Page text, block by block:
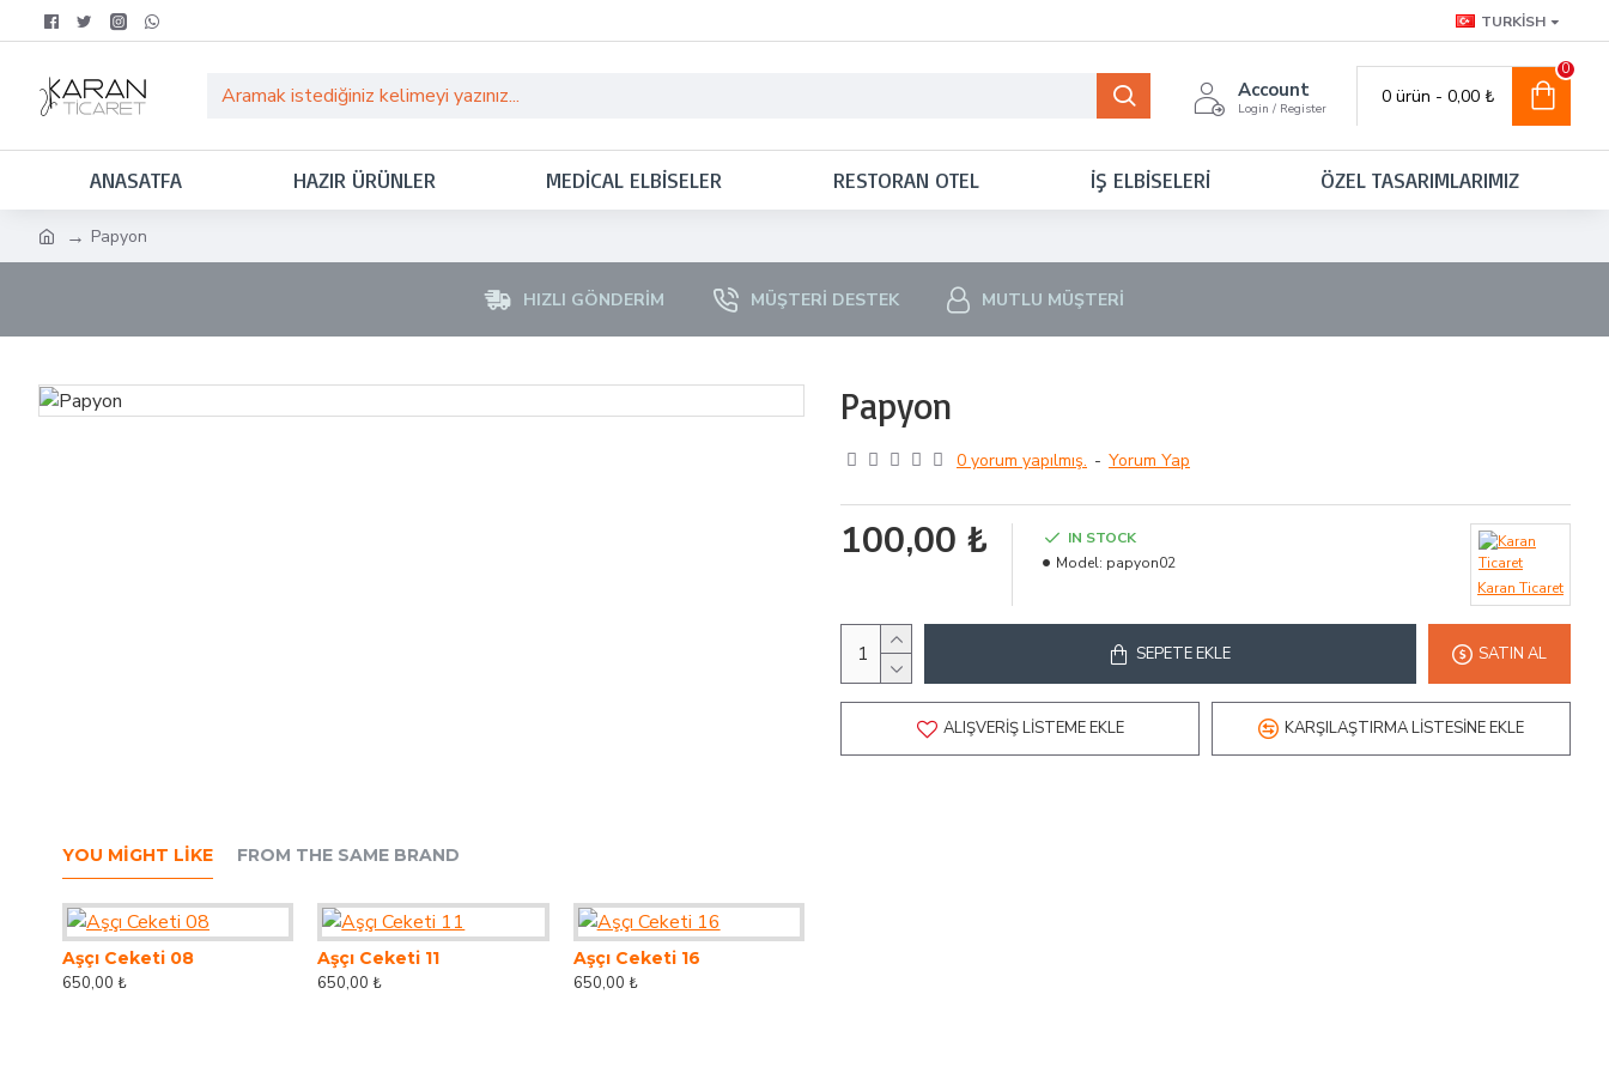
TURKISH
Account
Login / Register
0 ürün - 0,00 ₺
0
ANASATFA HAZIR ÜRÜNLER MEDICAL ELBISELER RESTORAN OTEL İŞ ELBISELERI ÖZEL TASARIMLARIMIZ
Papyon
HIZLI GÖNDERIM MÜŞTERI DESTEK MUTLU MÜŞTERI
Papyon
0 yorum yapılmış. - Yorum Yap
100,00 ₺
IN STOCK
Model: papyon02
Karan Ticaret
SEPETE EKLE SATIN AL
ALIŞVERIŞ LISTEME EKLE KARŞILAŞTIRMA LISTESINE EKLE
YOU MIGHT LIKE FROM THE SAME BRAND
Aşçı Ceketi 08
650,00 ₺
Aşçı Ceketi 11
650,00 ₺
Aşçı Ceketi 16
650,00 ₺